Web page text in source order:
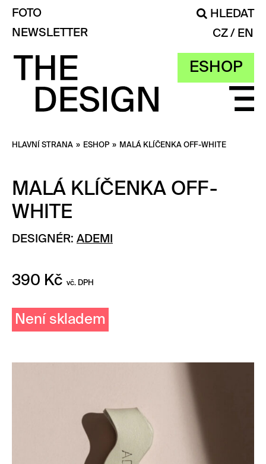
ESHOP
FOTO
HLEDAT
NEWSLETTER
CZ EN
HLAVNÍ STRANA » ESHOP » MALÁ KLÍČENKA OFF-WHITE
MALÁ KLÍČENKA OFF-
WHITE
DESIGNÉR: ADEMI
390 Kč vč. DPH
Není skladem